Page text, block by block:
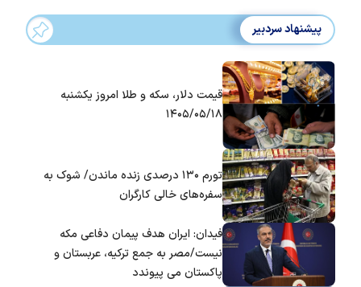
پیشنهاد سردبیر
قیمت دلار، سکه و طلا امروز یکشنبه
۱۴۰۵/۰۵/۱۸
تورم ۱۳۰ درصدی زنده ماندن/ شوک به
سفره‌های خالی کارگران
فیدان: ایران هدف پیمان دفاعی مکه
نیست/مصر به جمع ترکیه، عربستان و
پاکستان می پیوندد